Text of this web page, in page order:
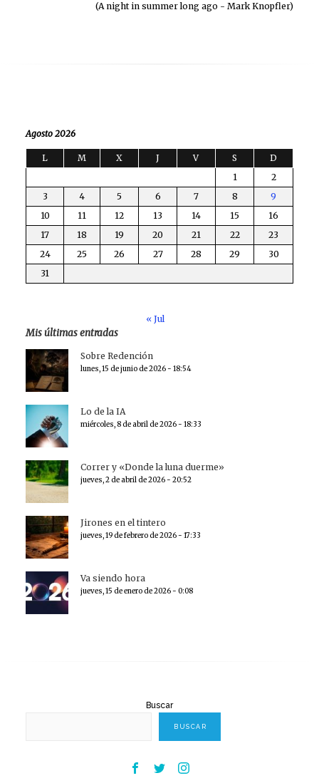
(A night in summer long ago - Mark Knopfler)
Agosto 2026
L M X J V S
D
1
2
3
4 5 6 7 8
9
10
11 12 13 14 15
16
17
18 19 20 21 22
23
24
25 26 27 28 29
30
31
« Jul
Mis últimas entradas
Sobre Redención
lunes, 15 de junio de 2026 - 18:54
Lo de la IA
miércoles, 8 de abril de 2026 - 18:33
Correr y «Donde la luna duerme»
jueves, 2 de abril de 2026 - 20:52
Jirones en el tintero
jueves, 19 de febrero de 2026 - 17:33
Va siendo hora
jueves, 15 de enero de 2026 - 0:08
Buscar
BUSCAR
FacebookTwitter Instagram